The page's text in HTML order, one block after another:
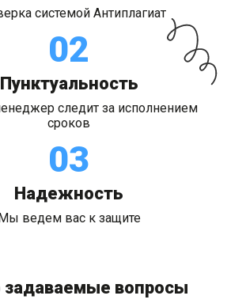
системой Антиплагиат
02
Пунктуальность
следит за исполнением
сроков
03
Надежность
Мы ведем вас к защите
задаваемые вопросы